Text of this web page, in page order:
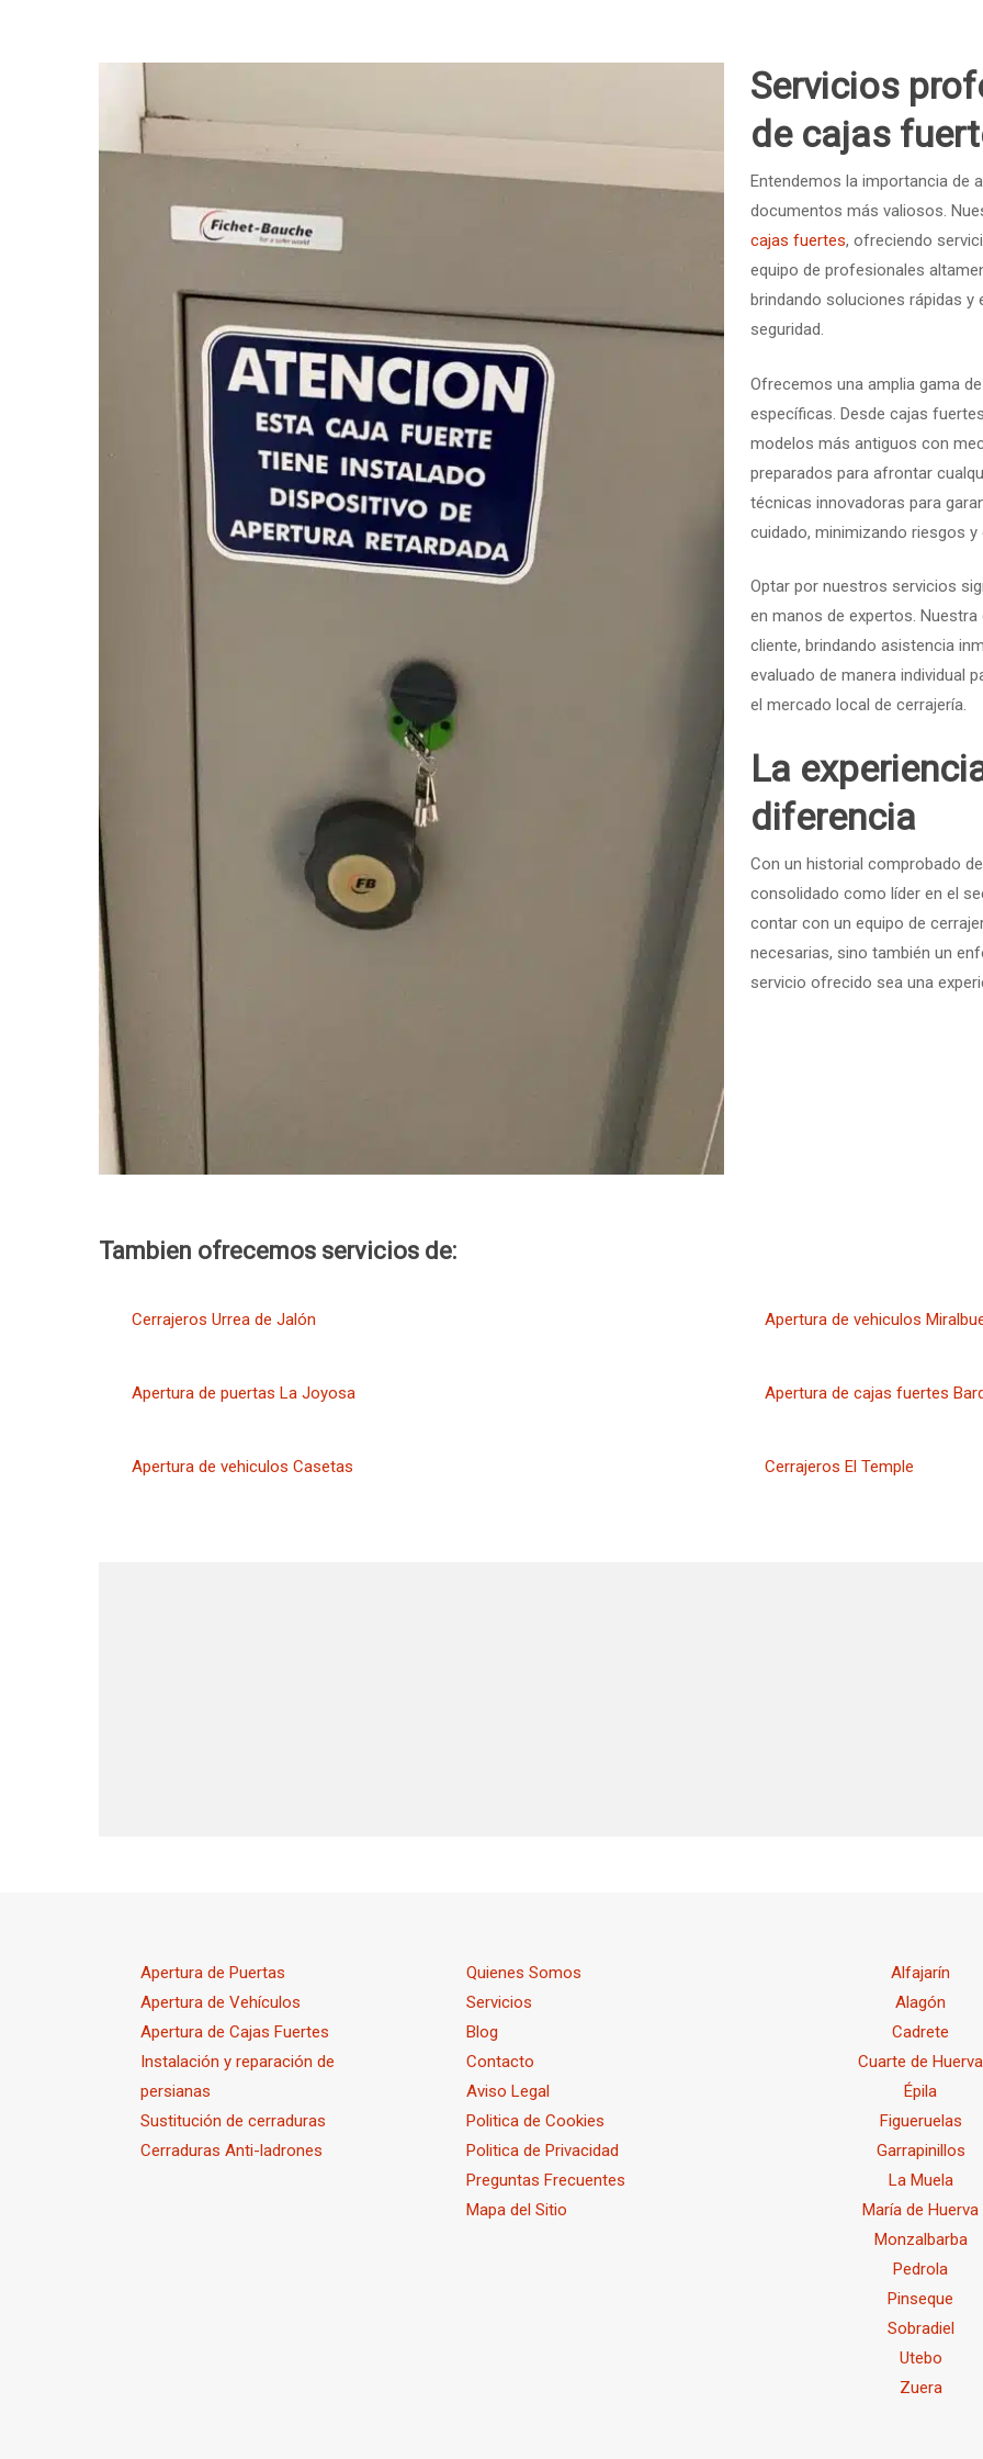
Servicios
de cajas
Entendemos la importancia de
documentos más valiosos.
cajas fuertes, ofreciendo
equipo de profesionales
brindando soluciones rápidas
seguridad.
Ofrecemos una amplia gama
específicas. Desde cajas
modelos más antiguos con
preparados para afrontar
técnicas innovadoras para
cuidado, minimizando riesgos y
Optar por nuestros servicios
en manos de expertos.
cliente, brindando asistencia
evaluado de manera individual
el mercado local de cerrajería.
La
diferencia
Con un historial comprobado
consolidado como líder en el
contar con un equipo de
necesarias, sino también un
servicio ofrecido sea una
Tambien ofrecemos servicios de:
Cerrajeros Urrea de Jalón Apertura de vehiculos
Apertura de puertas La Joyosa Apertura de cajas fuertes
Apertura de vehiculos Casetas Cerrajeros El Temple
Apertura de Puertas
Apertura de Vehículos
Apertura de Cajas Fuertes
Instalación y reparación de
persianas
Sustitución de cerraduras
Cerraduras Anti-ladrones
Quienes Somos
Servicios
Blog
Contacto
Aviso Legal
Politica de Cookies
Politica de Privacidad
Preguntas Frecuentes
Mapa del Sitio
Alfajarín
Alagón
Cadrete
Cuarte de Huerva
Épila
Figueruelas
Garrapinillos
La Muela
María de Huerva
Monzalbarba
Pedrola
Pinseque
Sobradiel
Utebo
Zuera